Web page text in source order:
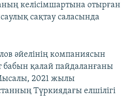
келісімшартына отырған
сақтау саласында
әйелінің компаниясын
бабын қалай пайдаланғаны
2021 жылы
Түркиядағы елшілігі